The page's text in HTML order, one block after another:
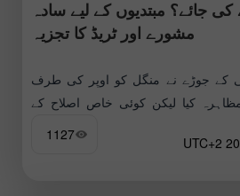
جائے؟ مبتدیوں کے لیے سادہ
مشورے اور ٹریڈ کا تجزیہ
کے جوڑے نے منگل کو اوپر کی طرف
کیا لیکن کوئی خاص اصلاح کے
کی طرف تعصب
1127